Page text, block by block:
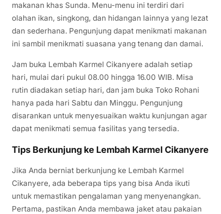
makanan khas Sunda. Menu-menu ini terdiri dari
olahan ikan, singkong, dan hidangan lainnya yang lezat
dan sederhana. Pengunjung dapat menikmati makanan
ini sambil menikmati suasana yang tenang dan damai.
Jam buka Lembah Karmel Cikanyere adalah setiap
hari, mulai dari pukul 08.00 hingga 16.00 WIB. Misa
rutin diadakan setiap hari, dan jam buka Toko Rohani
hanya pada hari Sabtu dan Minggu. Pengunjung
disarankan untuk menyesuaikan waktu kunjungan agar
dapat menikmati semua fasilitas yang tersedia.
Tips Berkunjung ke Lembah Karmel Cikanyere
Jika Anda berniat berkunjung ke Lembah Karmel
Cikanyere, ada beberapa tips yang bisa Anda ikuti
untuk memastikan pengalaman yang menyenangkan.
Pertama, pastikan Anda membawa jaket atau pakaian